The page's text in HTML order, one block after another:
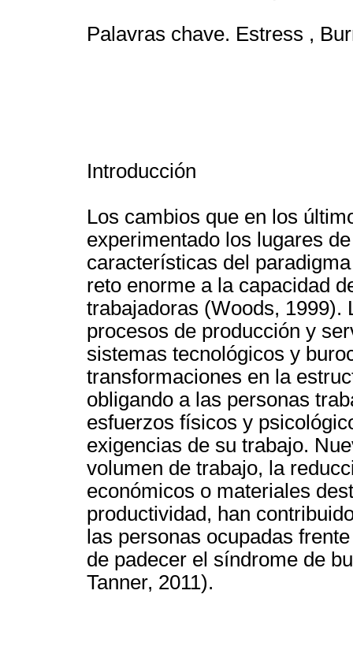
Palavras chave. Estress ,
Introducción
Los cambios que en los
experimentado los lugares
características del
reto enorme a la capacidad
trabajadoras (Woods, 1999).
procesos de producción y
sistemas tecnológicos y
transformaciones en la
obligando a las personas
esfuerzos físicos y
exigencias de su trabajo.
volumen de trabajo, la
económicos o materiales
productividad, han
las personas ocupadas
de padecer el síndrome de
Tanner, 2011).